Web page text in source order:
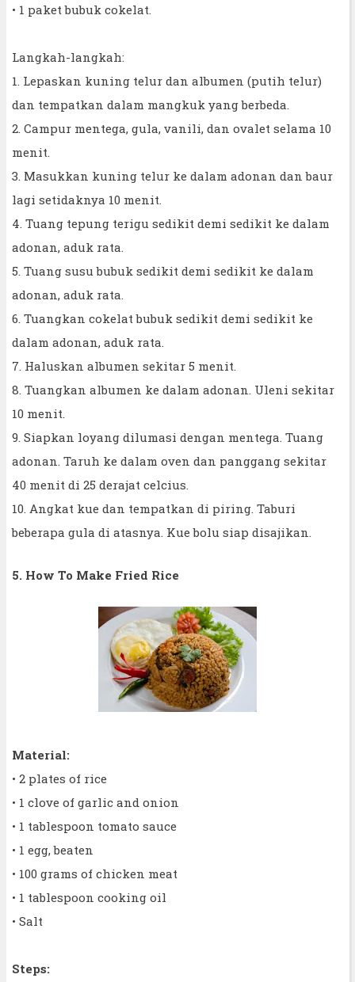
• 1 paket bubuk cokelat.
Langkah-langkah:
1. Lepaskan kuning telur dan albumen (putih telur)
dan tempatkan dalam mangkuk yang berbeda.
2. Campur mentega, gula, vanili, dan ovalet selama 10
menit.
3. Masukkan kuning telur ke dalam adonan dan baur
lagi setidaknya 10 menit.
4. Tuang tepung terigu sedikit demi sedikit ke dalam
adonan, aduk rata.
5. Tuang susu bubuk sedikit demi sedikit ke dalam
adonan, aduk rata.
6. Tuangkan cokelat bubuk sedikit demi sedikit ke
dalam adonan, aduk rata.
7. Haluskan albumen sekitar 5 menit.
8. Tuangkan albumen ke dalam adonan. Uleni sekitar
10 menit.
9. Siapkan loyang dilumasi dengan mentega. Tuang
adonan. Taruh ke dalam oven dan panggang sekitar
40 menit di 25 derajat celcius.
10. Angkat kue dan tempatkan di piring. Taburi
beberapa gula di atasnya. Kue bolu siap disajikan.
5. How To Make Fried Rice
Material:
• 2 plates of rice
• 1 clove of garlic and onion
• 1 tablespoon tomato sauce
• 1 egg, beaten
• 100 grams of chicken meat
• 1 tablespoon cooking oil
• Salt
Steps: